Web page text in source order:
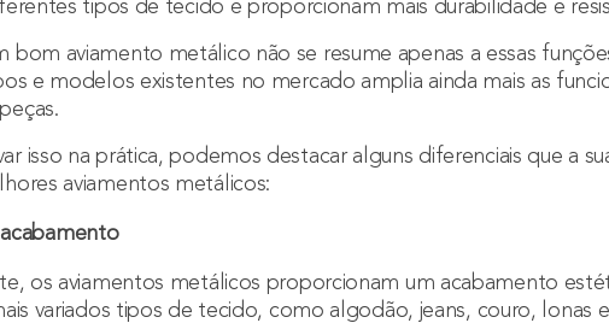
tipos de tecido e proporcionam mais durabilidade e
bom aviamento metálico não se resume apenas a essas
e modelos existentes no mercado amplia ainda mais as
isso na prática, podemos destacar alguns diferenciais que a
aviamentos metálicos:
os aviamentos metálicos proporcionam um acabamento
variados tipos de tecido, como algodão, jeans, couro, lonas